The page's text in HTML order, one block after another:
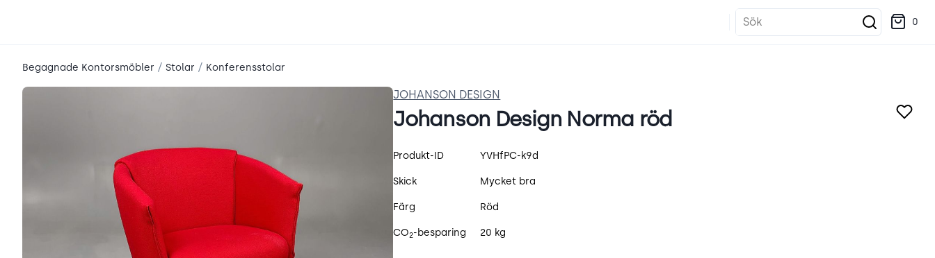
Sök 0
Begagnade Kontorsmöbler / Stolar / Konferensstolar
JOHANSON DESIGN
Johanson Design Norma röd
Produktspecifikation
Produkt-ID YVHfPC-k9d
Skick Mycket bra
Färg Röd
CO2-besparing 20 kg